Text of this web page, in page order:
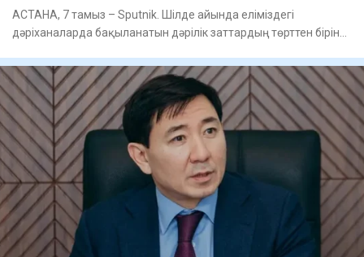
АСТАНА, 7 тамыз – Sputnik. Шілде айында еліміздегі
дәріханаларда бақыланатын дәрілік заттардың төрттен біріне